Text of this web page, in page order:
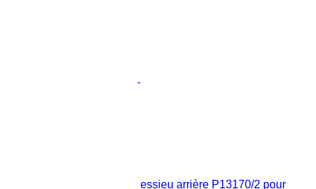
essieu arrière P13170/2 pour